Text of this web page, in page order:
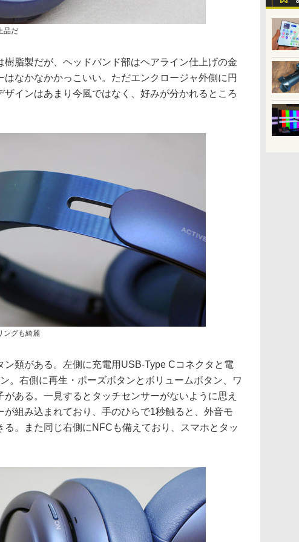
品だ
樹脂製だが、ヘッドバンド部はヘアライン仕上げの金
はなかなかかっこいい。ただエンクロージャ外側に円
インはあまり今風ではなく、好みが分かれるところ
ングも綺麗
ン類がある。左側に充電用USB-Type Cコネクタと電
。右側に再生・ポーズボタンとボリュームボタン、ワ
ある。一見するとタッチセンサーがないように思え
が組み込まれており、手のひらで1秒触ると、外音モ
る。また同じ右側にNFCも備えており、スマホとタッ